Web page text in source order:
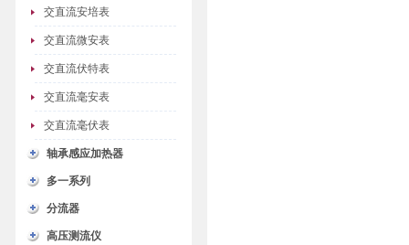
交直流安培表
交直流微安表
交直流伏特表
交直流毫安表
交直流毫伏表
轴承感应加热器
多一系列
分流器
高压测流仪